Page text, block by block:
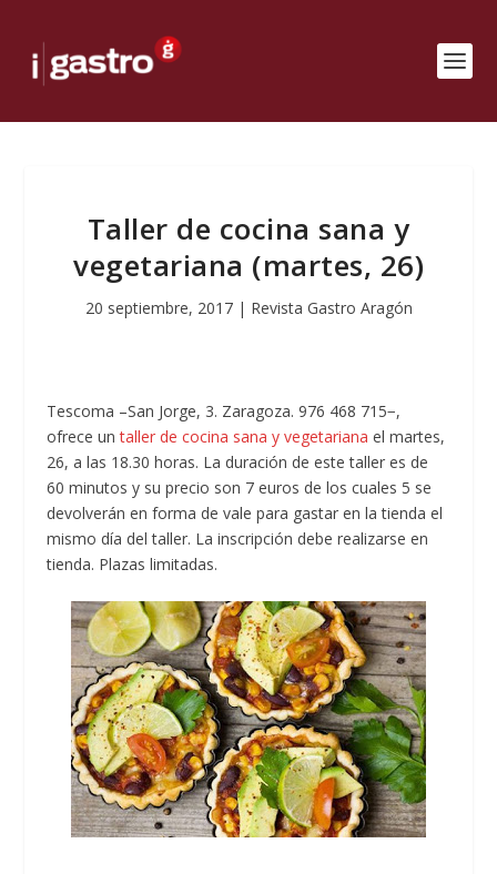
Taller de cocina sana y
vegetariana (martes, 26)
20 septiembre, 2017| Revista Gastro Aragón
Tescoma –San Jorge, 3. Zaragoza. 976 468 715−,
ofrece untaller de cocina sana y vegetariana el martes,
26, a las 18.30 horas. La duración de este taller es de
60 minutos y su precio son 7 euros de los cuales 5 se
devolverán en forma de vale para gastar en la tienda el
mismo día del taller. La inscripción debe realizarse en
tienda. Plazas limitadas.